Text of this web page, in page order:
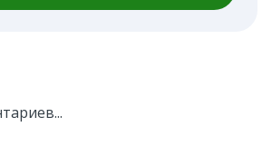
для многодетной